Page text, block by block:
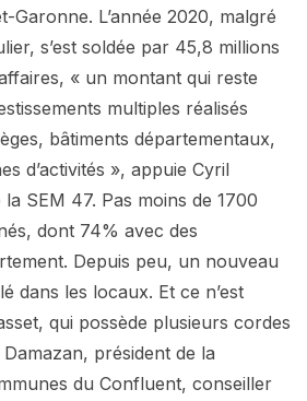
Garonne. L’année 2020, malgré
s’est soldée par 45,8 millions
« un montant qui reste
multiples réalisés
bâtiments départementaux,
d’activités », appuie Cyril
SEM 47. Pas moins de 1700
dont 74% avec des
Depuis peu, un nouveau
dans les locaux. Et ce n’est
qui possède plusieurs cordes
président de la
du Confluent, conseiller